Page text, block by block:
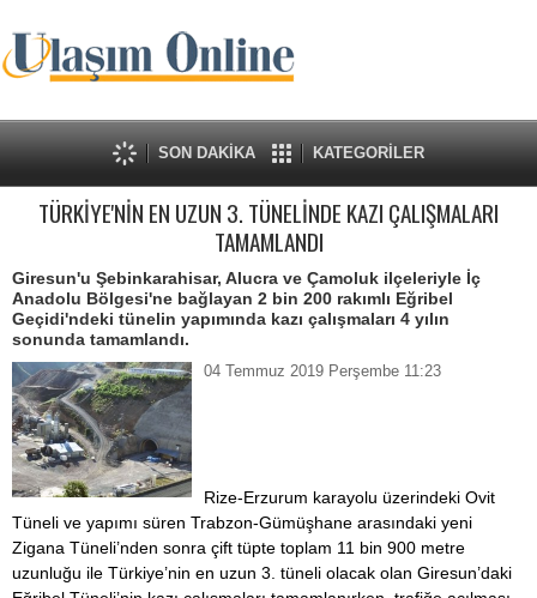
SON DAKİKA KATEGORİLER
TÜRKİYE'NİN EN UZUN 3. TÜNELİNDE KAZI ÇALIŞMALARI
TAMAMLANDI
Giresun'u Şebinkarahisar, Alucra ve Çamoluk ilçeleriyle İç
Anadolu Bölgesi'ne bağlayan 2 bin 200 rakımlı Eğribel
Geçidi'ndeki tünelin yapımında kazı çalışmaları 4 yılın
sonunda tamamlandı.
04 Temmuz 2019 Perşembe 11:23
Rize-Erzurum karayolu üzerindeki Ovit
Tüneli ve yapımı süren Trabzon-Gümüşhane arasındaki yeni
Zigana Tüneli’nden sonra çift tüpte toplam 11 bin 900 metre
uzunluğu ile Türkiye’nin en uzun 3. tüneli olacak olan Giresun’daki